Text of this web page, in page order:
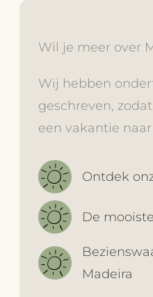
Wil je meer over
Wij hebben
geschreven,
een vakantie
Ontdek
De
Madeira